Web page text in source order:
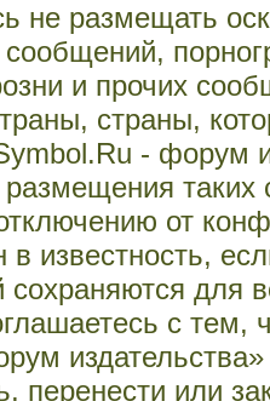
не размещать
сообщений,
и прочих
страны,
- форум
от
в известность,
для
с
перенести или